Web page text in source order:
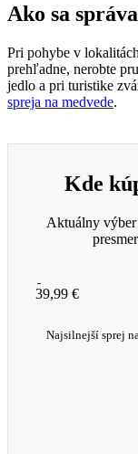
Ako sa
Pri pohybe v
prehľadne, nerobte
jedlo a pri turistike
spreja na medvede.
Kde
Aktuálny
39,99 €
Najsilnejší sprej